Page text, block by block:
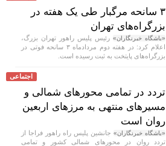
۳ سانحه مرگبار طی یک هفته در
بزرگراه‌های تهران
«باشگاه خبرنگاران» رئیس پلیس راهور تهران بزرگ،
اعلام کرد: در هفته دوم مردادماه ۳ سانحه فوتی در
بزرگراه‌های پایتخت به ثبت رسیده است.
اجتماعی
تردد در تمامی محور‌های شمالی و
مسیر‌های منتهی به مرز‌های اربعین
روان است
«باشگاه خبرنگاران» جانشین پلیس راه راهور فراجا از
تردد روان در محور‌های شمالی کشور و تمامی